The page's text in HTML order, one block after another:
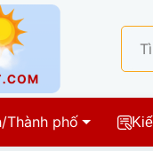
Thành phố